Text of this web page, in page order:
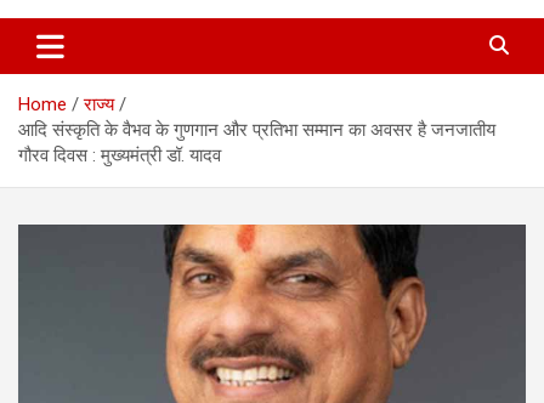
Home
राज्य
आदि संस्कृति के वैभव के गुणगान और प्रतिभा सम्मान का अवसर है जनजातीय
गौरव दिवस : मुख्यमंत्री डॉ. यादव